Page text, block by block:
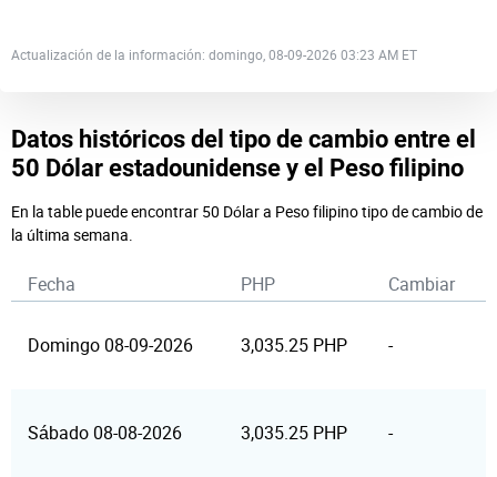
Actualización de la información: domingo, 08-09-2026 03:23 AM ET
Datos históricos del tipo de cambio entre el
50 Dólar estadounidense y el Peso filipino
En la table puede encontrar 50 Dólar a Peso filipino tipo de cambio de
la última semana.
Fecha PHP Cambiar
Domingo 08-09-2026 3,035.25 PHP -
Sábado 08-08-2026 3,035.25 PHP -